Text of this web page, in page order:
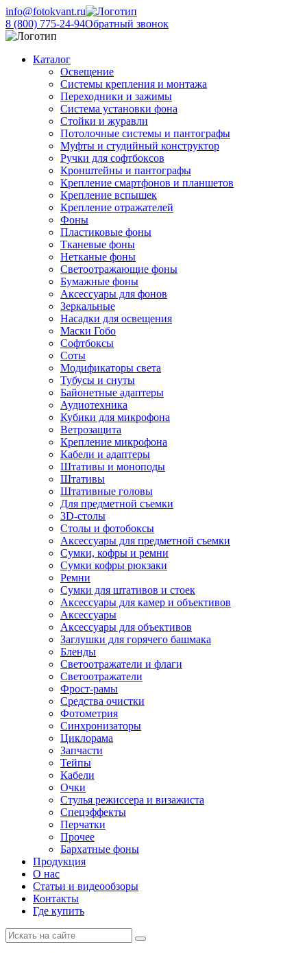
info@fotokvant.ru
8 (800) 775-24-94Обратный звонок
Каталог
Освещение
Системы крепления и монтажа
Переходники и зажимы
Система установки фона
Стойки и журавли
Потолочные системы и пантографы
Муфты и студийный конструктор
Ручки для софтбоксов
Кронштейны и пантографы
Крепление смартфонов и планшетов
Крепление вспышек
Крепление отражателей
Фоны
Пластиковые фоны
Тканевые фоны
Нетканые фоны
Светоотражающие фоны
Бумажные фоны
Аксессуары для фонов
Зеркальные
Насадки для освещения
Маски Гобо
Софтбоксы
Соты
Модификаторы света
Тубусы и снуты
Байонетные адаптеры
Аудиотехника
Кубики для микрофона
Ветрозащита
Крепление микрофона
Кабели и адаптеры
Штативы и моноподы
Штативы
Штативные головы
Для предметной съемки
3D-столы
Столы и фотобоксы
Аксессуары для предметной съемки
Сумки, кофры и ремни
Сумки кофры рюкзаки
Ремни
Сумки для штативов и стоек
Аксессуары для камер и объективов
Аксессуары
Аксессуары для объективов
Заглушки для горячего башмака
Бленды
Светоотражатели и флаги
Светоотражатели
Фрост-рамы
Средства очистки
Фотометрия
Синхронизаторы
Циклорама
Запчасти
Тейпы
Кабели
Очки
Стулья режиссера и визажиста
Спецэффекты
Перчатки
Прочее
Бархатные фоны
Продукция
О нас
Статьи и видеообзоры
Контакты
Где купить